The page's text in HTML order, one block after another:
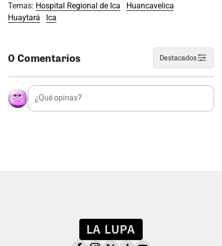
Temas: Hospital Regional de Ica
Huancavelica
Huaytará
Ica
0 Comentarios Destacados